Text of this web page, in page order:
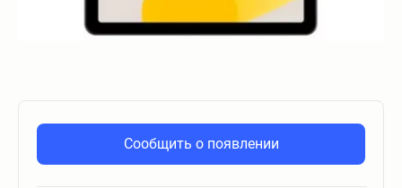
Сообщить о появлении